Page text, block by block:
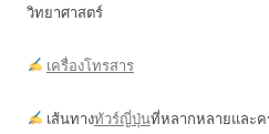
วิทยาศาสตร์
เครื่องโทรสาร
เส้นทางทัวร์ญี่ปุ่นที่หลากหลายและ